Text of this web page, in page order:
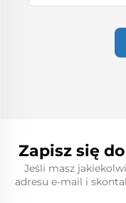
Zapisz się
Jeśli masz
adresu e-mail i